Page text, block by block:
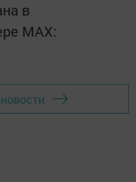
в
MАХ: